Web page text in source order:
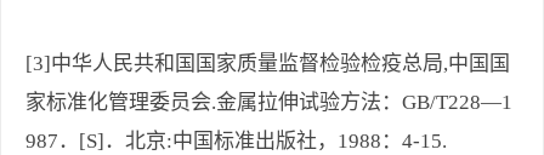
[3]中华人民共和国国家质量监督检验检疫总局,中国国
家标准化管理委员会.金属拉伸试验方法：GB/T228—1
987．[S]．北京:中国标准出版社，1988：4-15.